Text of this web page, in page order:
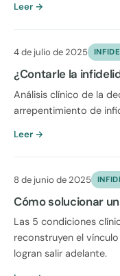
Leer →
4 de julio de 2025
¿Contarle la
Análisis clínico de la
arrepentimiento de
Leer →
8 de junio de 2025
Cómo solucionar
Las 5 condiciones
reconstruyen el
logran salir adelante.